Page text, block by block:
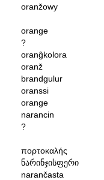
oranžowy
orange
?
oranĝkolora
oranž
brandgulur
oranssi
orange
narancin
?
πορτοκαλής
ნარინჯისფერი
narančasta